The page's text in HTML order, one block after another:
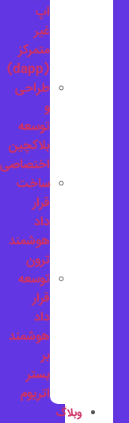
اپ
غیر
متمرکز
طراحی
توسعه
بلاکچین
اختصاصی
ساخت
قرار
داد
هوشمند
ترون
توسعه
قرار
داد
هوشمند
بر
بستر
اتریوم
وبلاگ